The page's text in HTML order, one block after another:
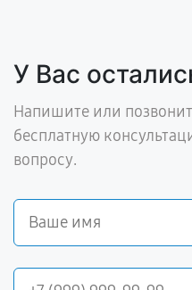
У Вас
Напишите или
бесплатную
вопросу.